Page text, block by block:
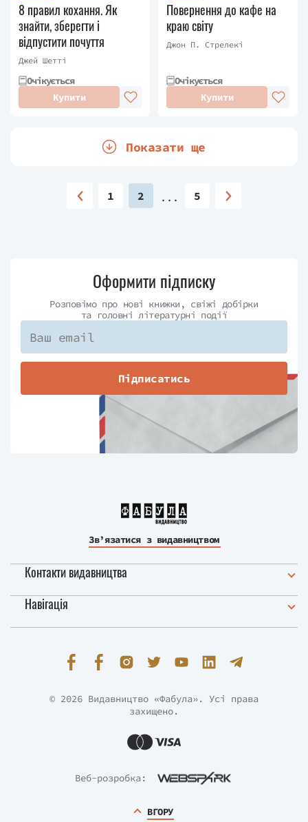
8 правил кохання. Як
знайти, зберегти і
відпустити почуття
Джей Шетті
Очікується
Купити
Повернення до кафе на
краю світу
Джон П. Стрелекі
Очікується
Купити
Показати ще
1 2 5
Оформити підписку
Розповімо про нові книжки, свіжі добірки
та головні літературні події
Підписатись
Зв’язатися з видавництвом
Контакти видавництва
Навігація
Веб-розробка:
© 2026 Видавництво «Фабула». Усі права
захищено.
ВГОРУ